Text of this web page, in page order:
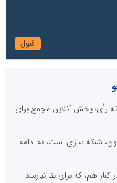
۱۴۰۴ کالبر در بوته رأی؛ پخش آنلاین مجمع برای
شبکه سازی است، نه ادامه
هم، که برای بقا نیازمند